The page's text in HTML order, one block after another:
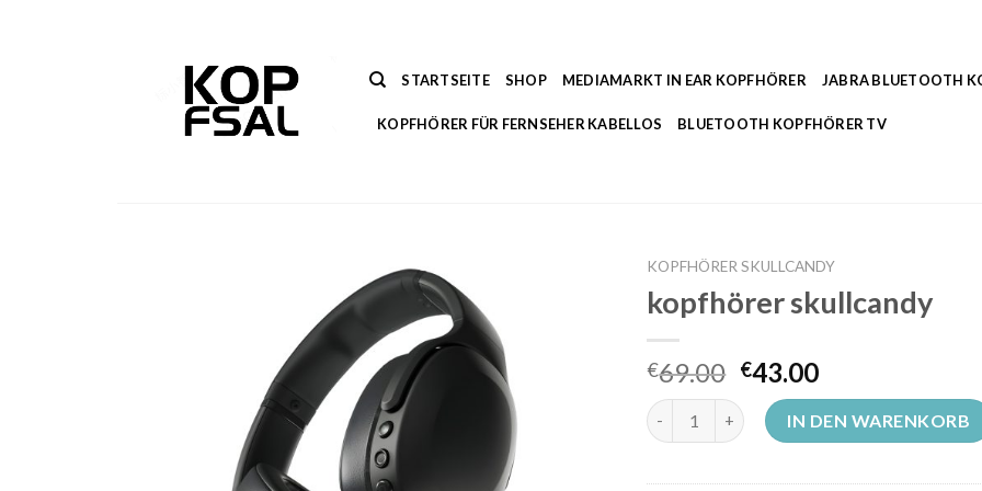
STARTSEITE SHOP MEDIAMARKT IN EAR KOPFHÖRER JABRA BLUETOOTH
KOPFHÖRER FÜR FERNSEHER KABELLOS BLUETOOTH KOPFHÖRER TV
KOPFHÖRER SKULLCANDY
kopfhörer skullcandy
€69.00 €43.00
kopfhörer skullcandy MengeIN DEN WARENKORB